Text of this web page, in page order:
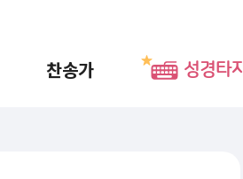
찬송가 성경타